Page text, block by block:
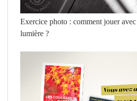
Exercice photo : comment jouer
lumière ?